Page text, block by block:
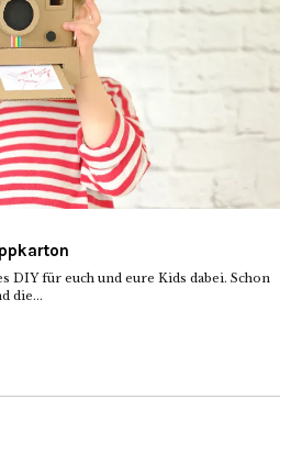
DIY für euch und eure Kids dabei. Schon
die...